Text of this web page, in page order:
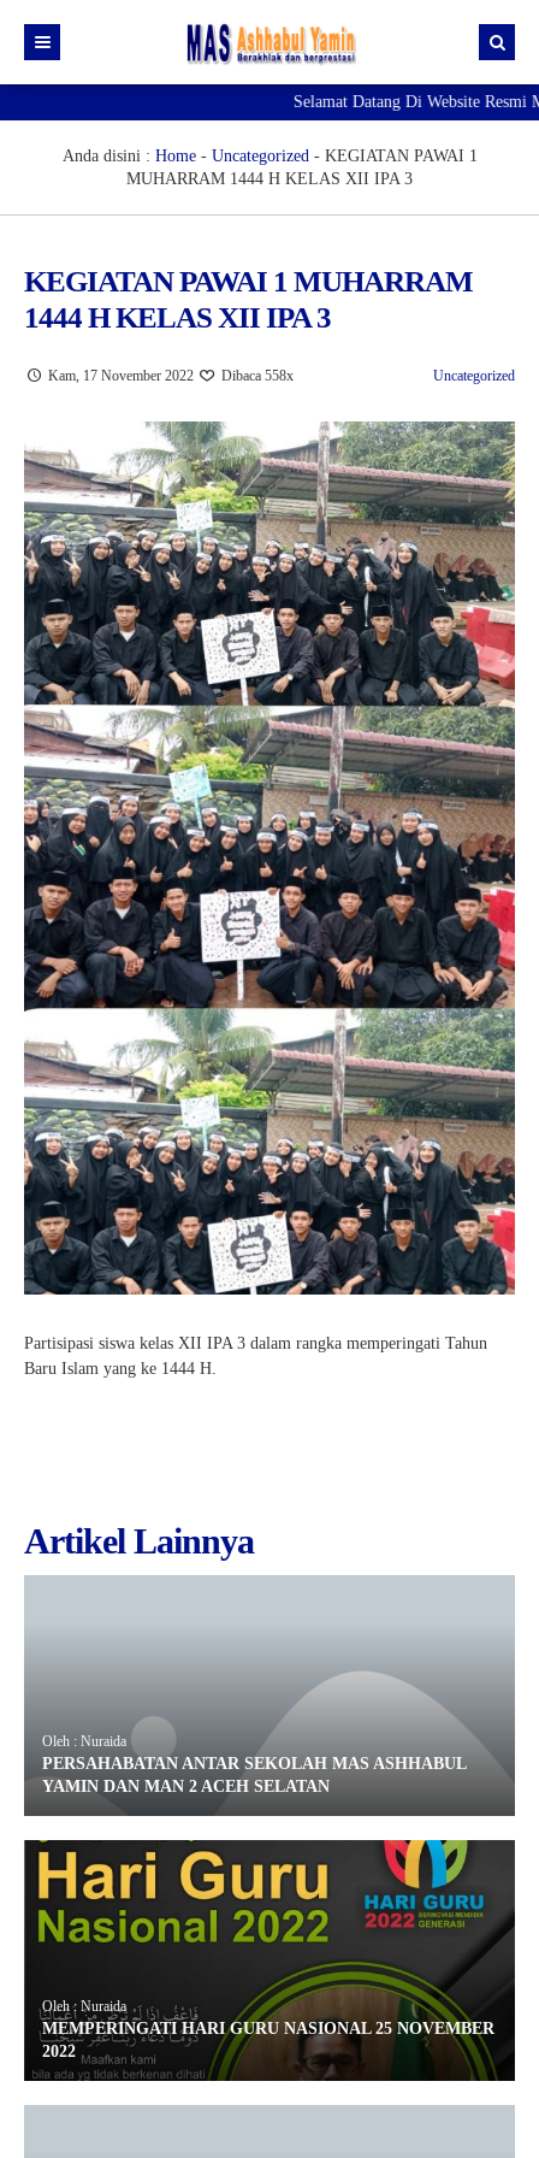
Visi & Misi
Ekskul
Galeri Video
Daftar GTK
Data Alumni
Editorial
Blog Siswa
Pengumuman
Download
Selamat Datang Di Website Resmi
Anda disini : Home- Uncategorized- KEGIATAN PAWAI 1
MUHARRAM 1444 H KELAS XII IPA 3
KEGIATAN PAWAI 1 MUHARRAM
1444 H KELAS XII IPA 3
Kam, 17 November 2022 Dibaca 558x Uncategorized
Partisipasi siswa kelas XII IPA 3 dalam rangka memperingati Tahun
Baru Islam yang ke 1444 H.
Artikel Lainnya
Oleh : Nuraida
PERSAHABATAN ANTAR SEKOLAH MAS ASHHABUL
YAMIN DAN MAN 2 ACEH SELATAN
Oleh : Nuraida
MEMPERINGATI HARI GURU NASIONAL 25 NOVEMBER
2022